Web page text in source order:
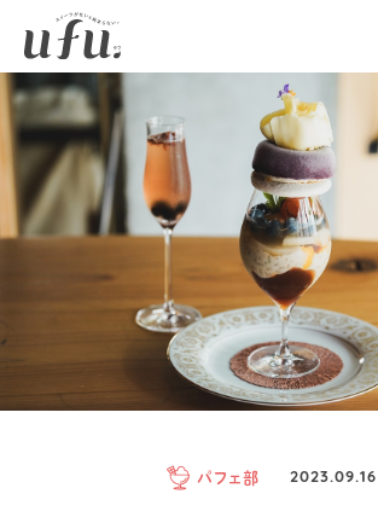
パフェ部 2023.09.16